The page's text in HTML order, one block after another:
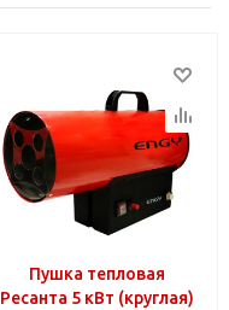
Пушка тепловая
Ресанта 5 кВт (круглая)